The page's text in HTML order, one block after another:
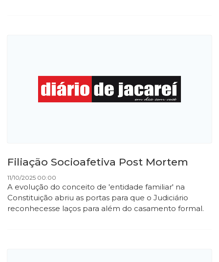
Filiação Socioafetiva Post Mortem
11/10/2025 00:00
A evolução do conceito de 'entidade familiar' na
Constituição abriu as portas para que o Judiciário
reconhecesse laços para além do casamento formal.